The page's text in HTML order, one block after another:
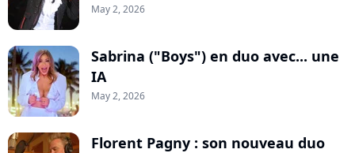
May 2, 2026
Sabrina ("Boys") en duo avec... une
IA
May 2, 2026
Florent Pagny : son nouveau duo